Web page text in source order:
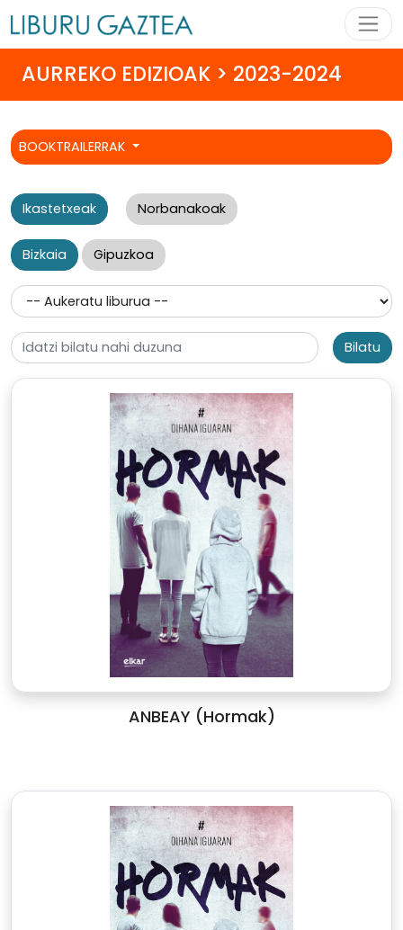
AURREKO EDIZIOAK > 2023-2024
BOOKTRAILERRAK
Ikastetxeak Norbanakoak
Bizkaia Gipuzkoa
Bilatu
ANBEAY (Hormak)